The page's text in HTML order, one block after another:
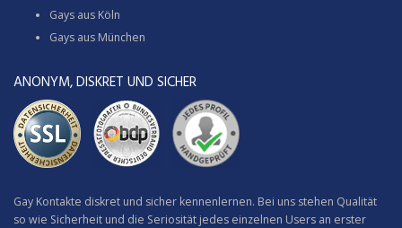
Gays aus Köln
Gays aus München
ANONYM, DISKRET UND SICHER
Gay Kontakte diskret und sicher kennenlernen. Bei uns stehen Qualität
so wie Sicherheit und die Seriosität jedes einzelnen Users an erster